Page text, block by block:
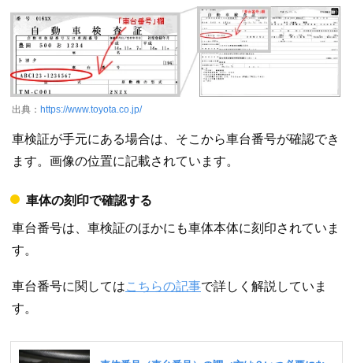
出典： https://www.toyota.co.jp/
車検証が手元にある場合は、そこから車台番号が確認でき
ます。画像の位置に記載されています。
車体の刻印で確認する
車台番号は、車検証のほかにも車体本体に刻印されていま
す。
車台番号に関してはこちらの記事で詳しく解説していま
す。